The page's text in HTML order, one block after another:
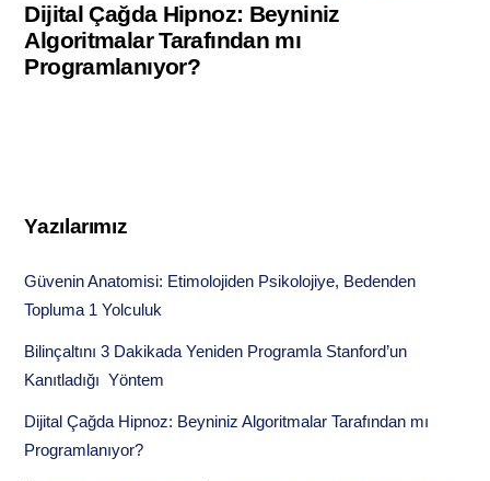
Dijital Çağda Hipnoz: Beyniniz
Algoritmalar Tarafından mı
Programlanıyor?
Yazılarımız
Güvenin Anatomisi: Etimolojiden Psikolojiye, Bedenden
Topluma 1 Yolculuk
Bilinçaltını 3 Dakikada Yeniden Programla Stanford’un
Kanıtladığı Yöntem
Dijital Çağda Hipnoz: Beyniniz Algoritmalar Tarafından mı
Programlanıyor?